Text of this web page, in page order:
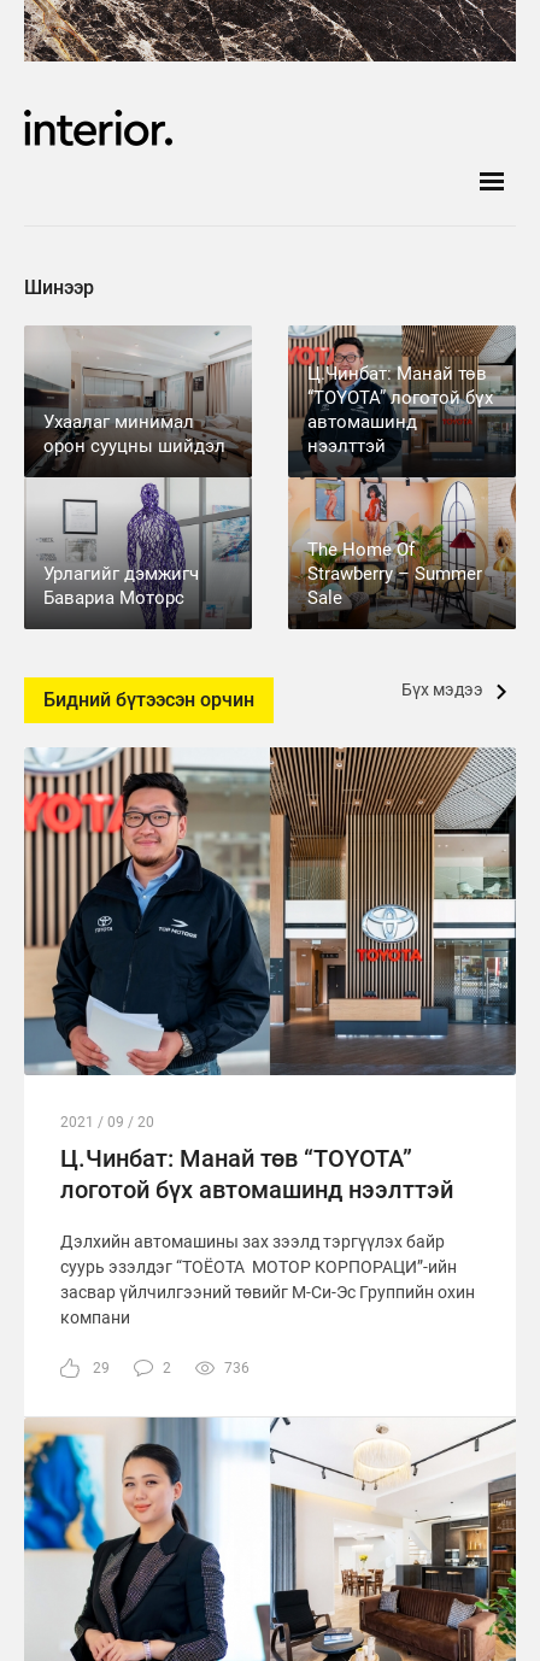
Шинээр
Ухаалаг минимал
орон сууцны шийдэл
Ц.Чинбат: Манай төв
“TOYOTA” логотой бүх
автомашинд
нээлттэй
Урлагийг дэмжигч
Бавариа Моторс
The Home Of
Strawberry – Summer
Sale
Бидний бүтээсэн орчин Бүх мэдээ
2021 / 09 / 20
Ц.Чинбат: Манай төв “TOYOTA”
логотой бүх автомашинд нээлттэй
Дэлхийн автомашины зах зээлд тэргүүлэх байр
суурь эзэлдэг “ТОЁОТА МОТОР КОРПОРАЦИ”-ийн
засвар үйлчилгээний төвийг М-Си-Эс Группийн охин
компани
29 2 736